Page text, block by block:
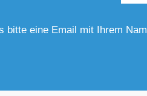
eine Email mit Ihrem